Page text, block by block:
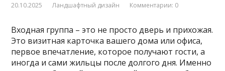
20.10.2025 Ландшафтный дизайн Комментарии: 0
Входная группа – это не просто дверь и прихожая.
Это визитная карточка вашего дома или офиса,
первое впечатление, которое получают гости, а
иногда и сами жильцы после долгого дня. Именно